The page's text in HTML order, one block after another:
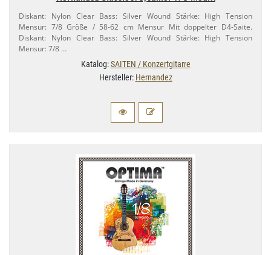
Diskant: Nylon Clear Bass: Silver Wound Stärke: High Tension
Mensur: 7/​8 Größe / 58-​62 cm Mensur Mit doppelter D4-​Saite.
Diskant: Nylon Clear Bass: Silver Wound Stärke: High Tension
Mensur: 7/​8 …
Katalog:SAITEN / Konzertgitarre
Hersteller: Hernandez